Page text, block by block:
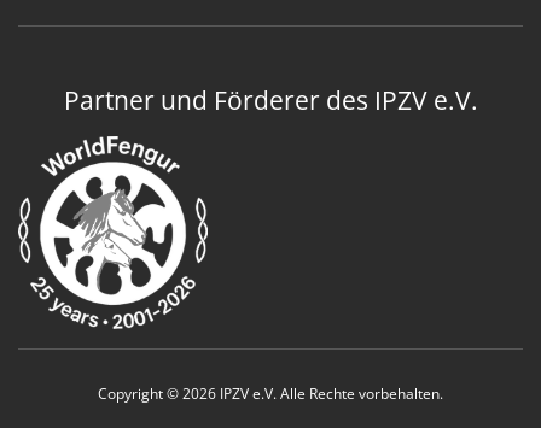
Partner und Förderer des IPZV e.V.
Copyright © 2026 IPZV e.V. Alle Rechte vorbehalten.